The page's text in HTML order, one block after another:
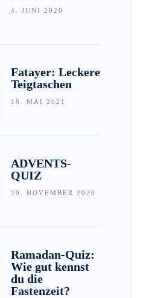
4. JUNI 2020
Fatayer: Leckere
Teigtaschen
18. MAI 2021
ADVENTS-
QUIZ
20. NOVEMBER 2020
Ramadan-Quiz:
Wie gut kennst
du die
Fastenzeit?